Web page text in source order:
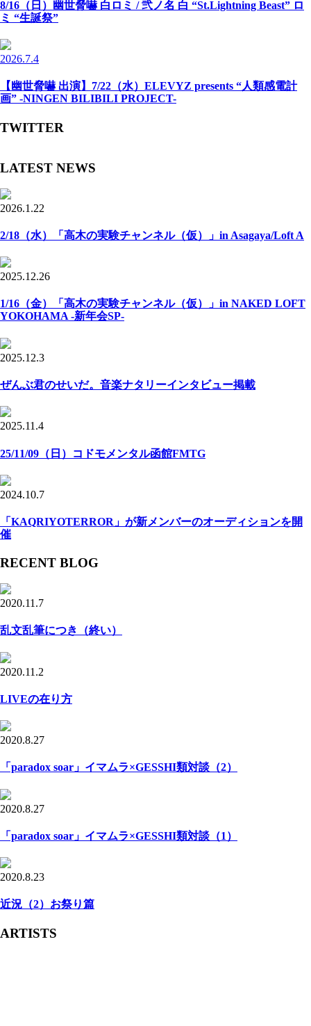
8/16（日）幽世脅嚇 白ロミ / 弐ノ名 白 “St.Lightning Beast” ロ
ミ “生誕祭”
2026.7.4
【幽世脅嚇 出演】7/22（水）ELEVYZ presents “人類感電計
画” -NINGEN BILIBILI PROJECT-
TWITTER
LATEST NEWS
2026.1.22
2/18（水）「高木の実験チャンネル（仮）」in Asagaya/Loft A
2025.12.26
1/16（金）「高木の実験チャンネル（仮）」in NAKED LOFT
YOKOHAMA -新年会SP-
2025.12.3
ぜんぶ君のせいだ。音楽ナタリーインタビュー掲載
2025.11.4
25/11/09（日）コドモメンタル函館FMTG
2024.10.7
「KAQRIYOTERROR」が新メンバーのオーディションを開
催
RECENT BLOG
2020.11.7
乱文乱筆につき（終い）
2020.11.2
LIVEの在り方
2020.8.27
「paradox soar」イマムラ×GESSHI類対談（2）
2020.8.27
「paradox soar」イマムラ×GESSHI類対談（1）
2020.8.23
近況（2）お祭り篇
ARTISTS